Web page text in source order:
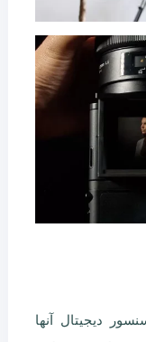
دیجیتال آنها